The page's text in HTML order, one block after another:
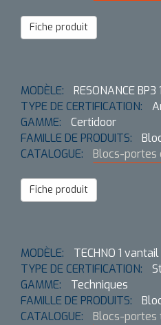
Fiche produit
MODÈLE:
RESONANCE
TYPE DE CERTIFICATION:
GAMME:
Certidoor
FAMILLE DE PRODUITS:
CATALOGUE:
Blocs-portes
Fiche produit
MODÈLE:
TECHNO 1 vantail
TYPE DE CERTIFICATION:
GAMME:
Techniques
FAMILLE DE PRODUITS:
CATALOGUE:
Blocs-portes